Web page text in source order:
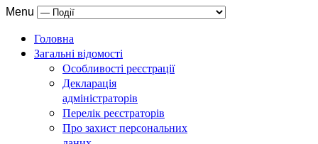
Menu
Головна
Загальні відомості
Особливості реєстрації
Декларація
адміністраторів
Перелік реєстраторів
Про захист персональних